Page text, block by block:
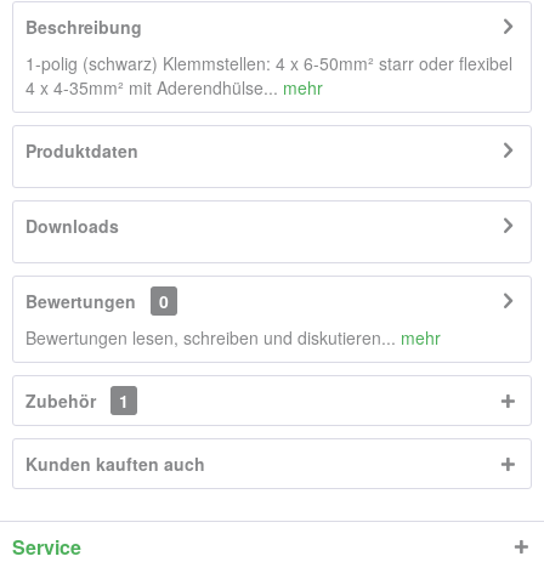
Beschreibung
1-polig (schwarz) Klemmstellen: 4 x 6-50mm² starr oder flexibel
4 x 4-35mm² mit Aderendhülse... mehr
Produktdaten
Downloads
Bewertungen
0
Bewertungen lesen, schreiben und diskutieren... mehr
Zubehör 1
Kunden kauften auch
Service